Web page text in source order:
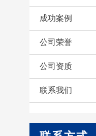
成功案例
公司荣誉
公司资质
联系我们